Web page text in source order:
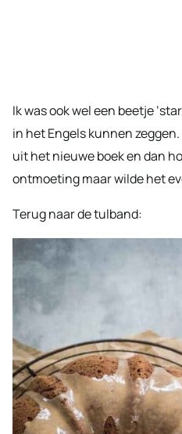
Ik was ook wel een beetje
in het Engels kunnen
uit het nieuwe boek en dan
ontmoeting maar wilde het
Terug naar de tulband: